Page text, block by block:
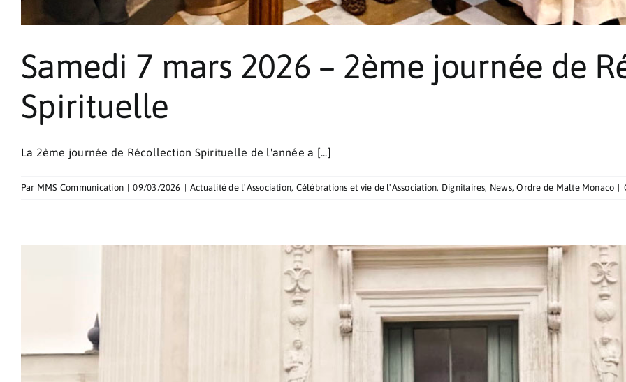
Samedi 7 mars 2026 – 2ème journée de
Spirituelle
La 2ème journée de Récollection Spirituelle de l'année a [...]
Par MMS Communication 09/03/2026 Actualité de l'Association, Célébrations et vie de l'Association, Dignitaires, News,Ordre de Malte Monaco